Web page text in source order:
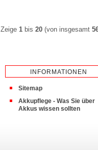
Zeige 1 bis 20 (von insgesamt
INFORMATIONEN
Sitemap
Akkupflege - Was Sie über
Akkus wissen sollten